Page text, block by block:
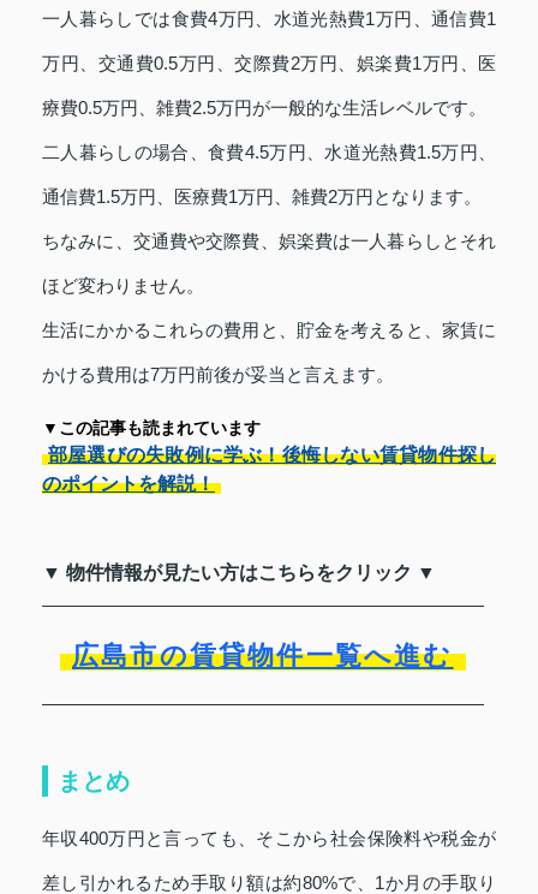
一人暮らしでは食費4万円、水道光熱費1万円、通信費1
万円、交通費0.5万円、交際費2万円、娯楽費1万円、医
療費0.5万円、雑費2.5万円が一般的な生活レベルです。
二人暮らしの場合、食費4.5万円、水道光熱費1.5万円、
通信費1.5万円、医療費1万円、雑費2万円となります。
ちなみに、交通費や交際費、娯楽費は一人暮らしとそれ
ほど変わりません。
生活にかかるこれらの費用と、貯金を考えると、家賃に
かける費用は7万円前後が妥当と言えます。
▼この記事も読まれています
部屋選びの失敗例に学ぶ！後悔しない賃貸物件探し
のポイントを解説！
▼ 物件情報が見たい方はこちらをクリック ▼
広島市の賃貸物件一覧へ進む
まとめ
年収400万円と言っても、そこから社会保険料や税金が
差し引かれるため手取り額は約80%で、1か月の手取り